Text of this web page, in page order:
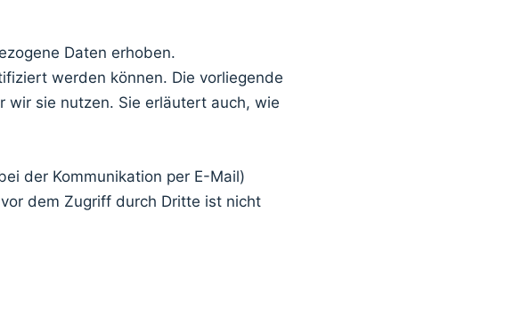
Daten erhoben.
werden können. Die vorliegende
sie nutzen. Sie erläutert auch, wie
der Kommunikation per E-Mail)
dem Zugriff durch Dritte ist nicht